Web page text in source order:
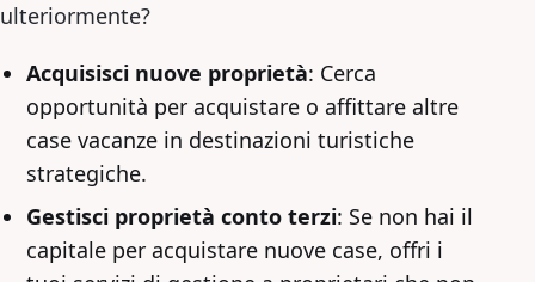
ulteriormente?
Acquisisci nuove proprietà: Cerca
opportunità per acquistare o affittare altre
case vacanze in destinazioni turistiche
strategiche.
Gestisci proprietà conto terzi: Se non hai il
capitale per acquistare nuove case, offri i